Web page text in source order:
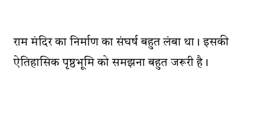
राम मंदिर का निर्माण का संघर्ष बहुत लंबा था। इसकी
ऐतिहासिक पृष्ठभूमि को समझना बहुत जरूरी है।